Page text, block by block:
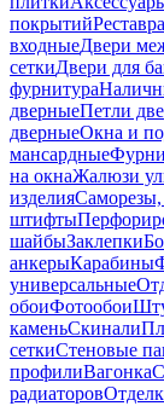
покрытий
входныеДвери
сеткиДвери для
фурнитура
дверныеПетли
дверныеОкна и
мансардные
на окнаЖалюзи
изделия
штифты
шайбыЗаклепки
анкерыКарабины
универсальные
обоиФотообои
каменьСкинали
сеткиСтеновые
профилиВагонка
радиаторов